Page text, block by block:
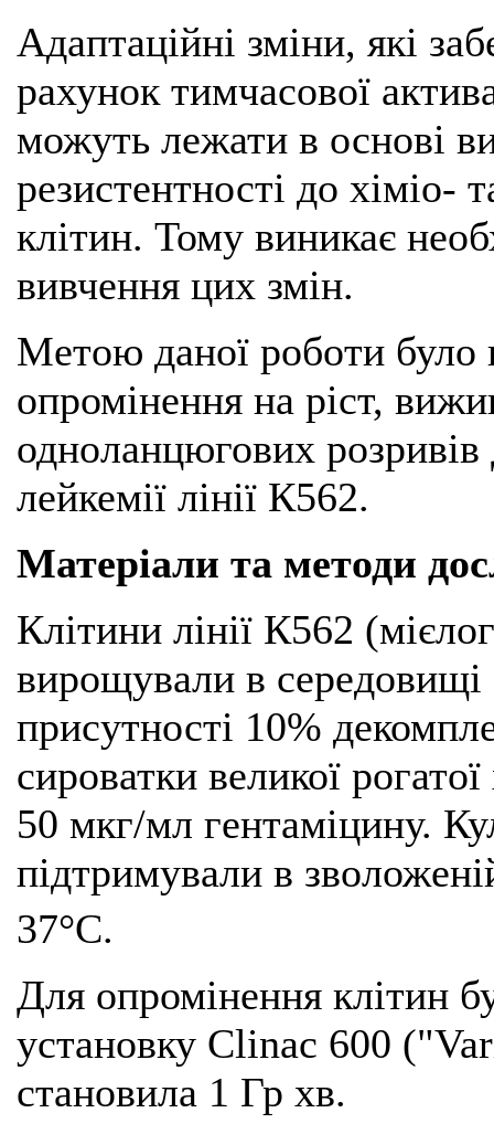
Адаптаційні зміни, які
рахунок тимчасової
можуть лежати в основі
резистентності до хіміо-
клітин. Тому виникає
вивчення цих змін.
Метою даної роботи було
опромінення на ріст,
одноланцюгових
лейкемії лінії К562.
Матеріали та методи
Клітини лінії К562
вирощували в
присутності 10%
сироватки великої
50 мкг/мл гентаміцину.
підтримували в
37°С.
Для опромінення клітин
установку Clinac 600
становила 1 Гр хв.